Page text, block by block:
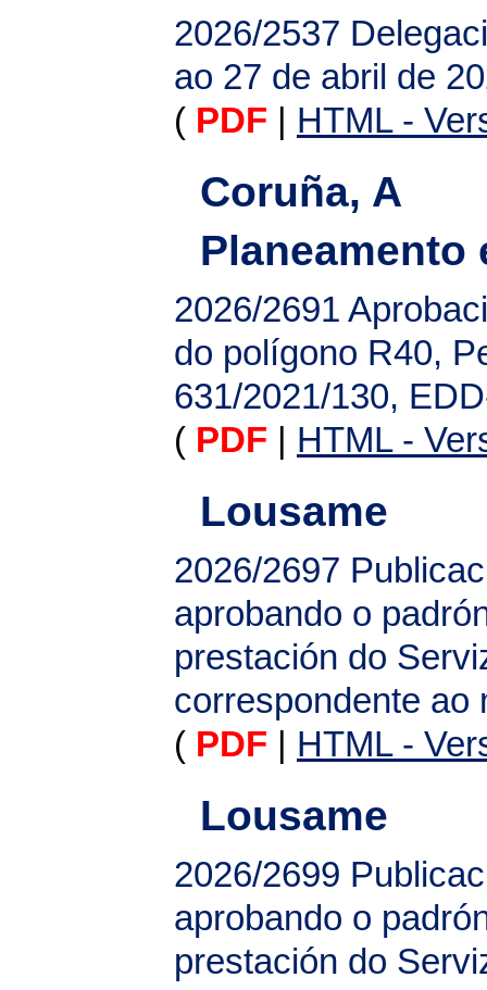
2026/2537
ao 27 de abril de
( PDF HTML -
Coruña, A
Planeamento
2026/2691
do polígono R40,
631/2021/130,
( PDF | HTML -
Lousame
2026/2697
aprobando o
prestación do
correspondente ao
( PDF HTML -
Lousame
2026/2699
aprobando o
prestación do